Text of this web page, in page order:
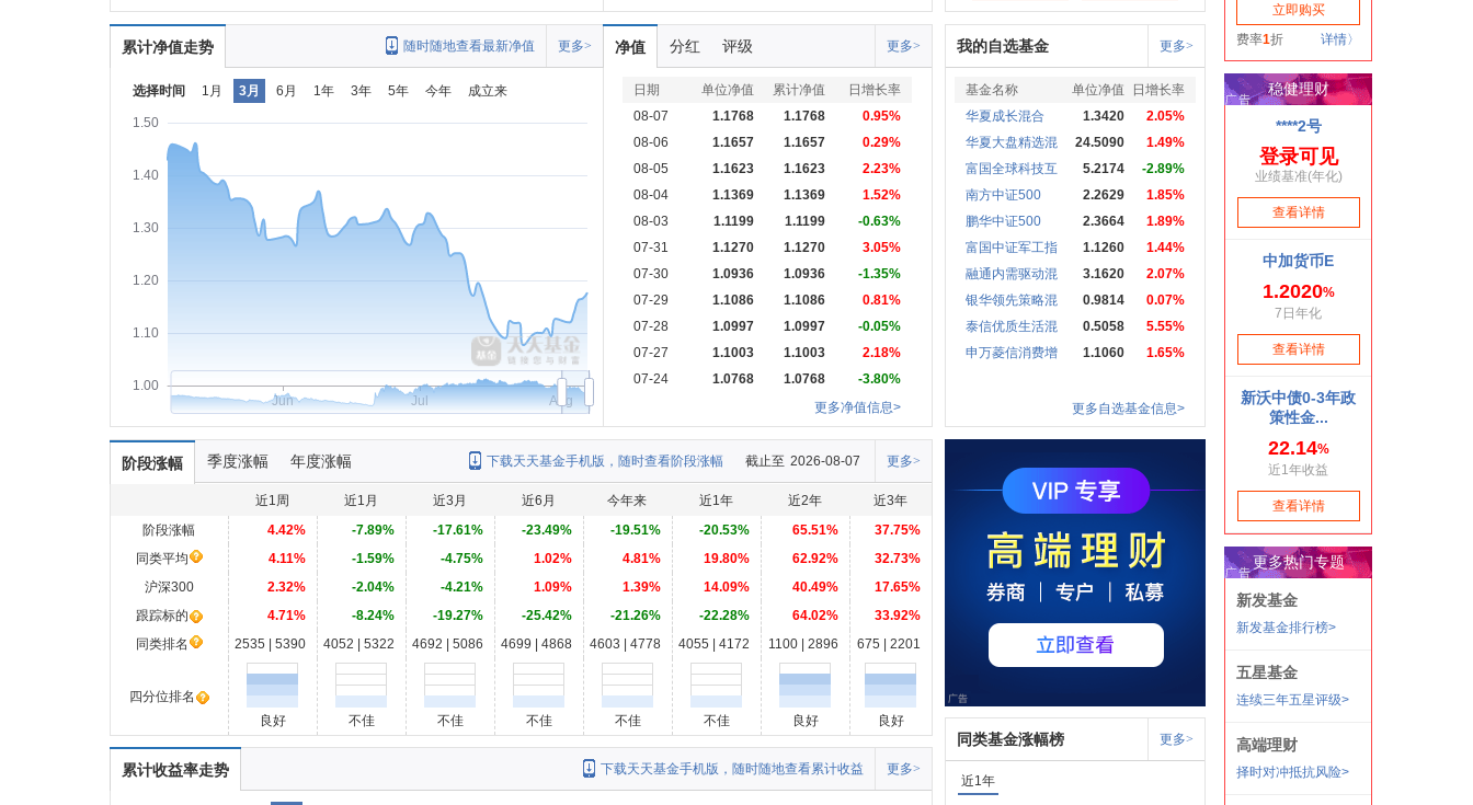
累计净值走势 更多>
随时随地查看最新净值
选择时间 1月 3月 6月 1年 3年 5年 今年 成立来
1.00
1.10
1.20
1.30
1.40
1.50
Jun Jul Aug
净值 分红 评级 更多>
日期 单位净值 累计净值
日增长率
08-07
1.1768 1.1768
0.95%
08-06
1.1657 1.1657
0.29%
08-05
1.1623 1.1623
2.23%
08-04
1.1369 1.1369
1.52%
08-03
1.1199 1.1199
-0.63%
07-31
1.1270 1.1270
3.05%
07-30
1.0936 1.0936
-1.35%
07-29
1.1086 1.1086
0.81%
07-28
1.0997 1.0997
-0.05%
07-27
1.1003 1.1003
2.18%
07-24
1.0768 1.0768
-3.80%
更多净值信息>
我的自选基金 更多>
基金名称 单位净值
日增长率
华夏成长混合
1.3420
2.05%
华夏大盘精选混
24.5090
1.49%
富国全球科技互
5.2174
-2.89%
南方中证500
2.2629
1.85%
鹏华中证500
2.3664
1.89%
富国中证军工指
1.1260
1.44%
融通内需驱动混
3.1620
2.07%
银华领先策略混
0.9814
0.07%
泰信优质生活混
0.5058
5.55%
申万菱信消费增
1.1060 1.65%
更多自选基金信息>
阶段涨幅 季度涨幅 年度涨幅 更多>
截止至 2026-08-07
下载天天基金手机版，随时查看阶段涨幅
近1周 近1月 近3月 近6月 今年来 近1年 近2年
近3年
阶段涨幅
4.42% -7.89% -17.61% -23.49% -19.51% -20.53% 65.51%
37.75%
同类平均
4.11% -1.59% -4.75% 1.02% 4.81% 19.80% 62.92%
32.73%
沪深300
2.32% -2.04% -4.21% 1.09% 1.39% 14.09% 40.49%
17.65%
跟踪标的
4.71% -8.24% -19.27% -25.42% -21.26% -22.28% 64.02%
33.92%
同类排名
2535 | 5390 4052 | 5322 4692 | 5086 4699 | 4868 4603 | 4778 4055 | 4172 1100 | 2896 675 | 2201
四分位排名
良好
不佳 不佳 不佳 不佳 不佳 良好 良好
累计收益率走势 更多>
下载天天基金手机版，随时随地查看累计收益
同类基金涨幅榜 更多>
近1年